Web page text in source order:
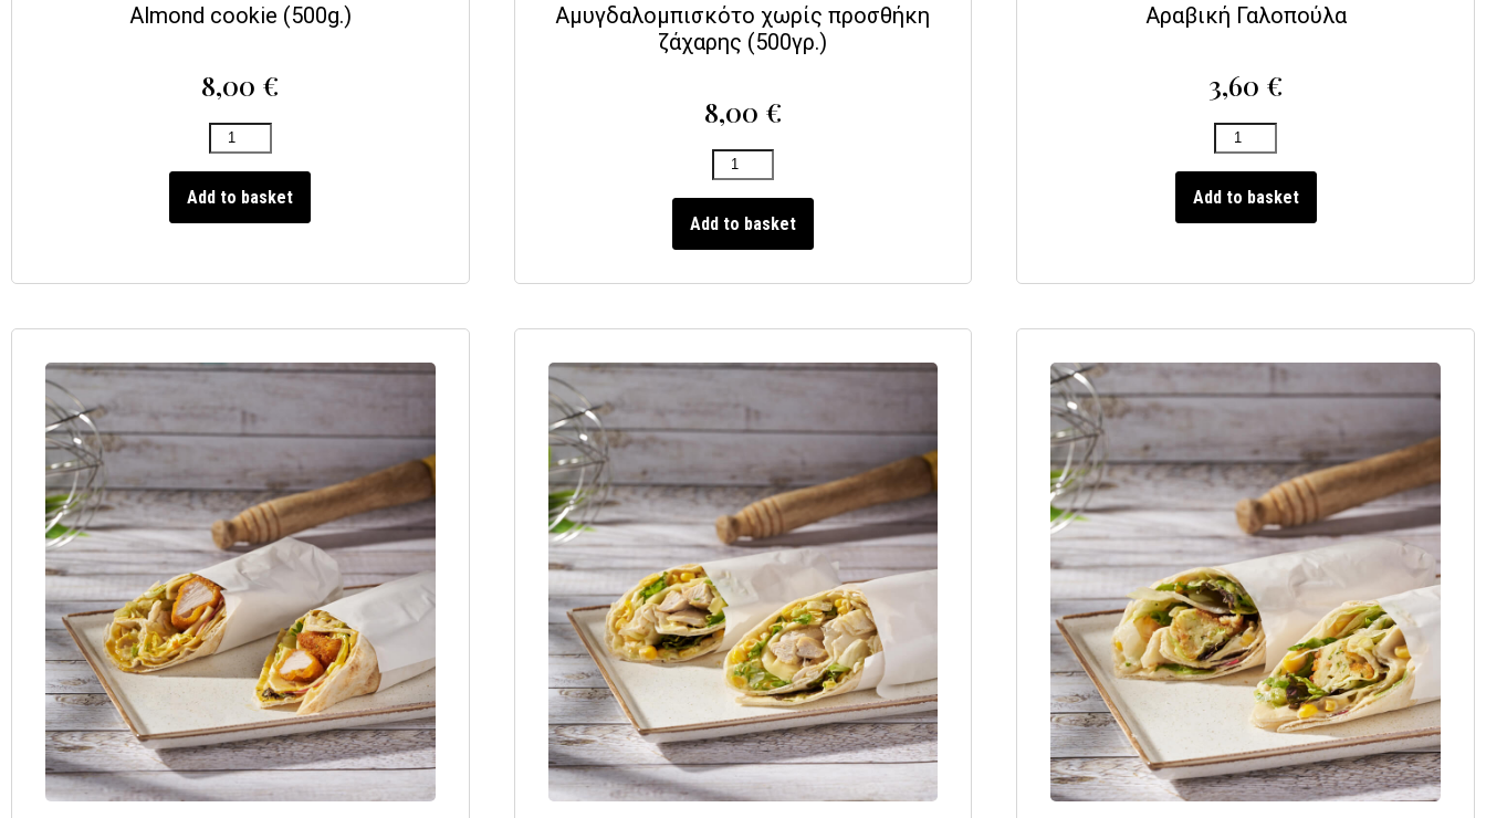
Almond cookie (500g.)
8,00 €
Add to basket
Αμυγδαλομπισκότο χωρίς προσθήκη
ζάχαρης (500γρ.)
8,00 €
Add to basket
Αραβική Γαλοπούλα
3,60 €
Add to basket